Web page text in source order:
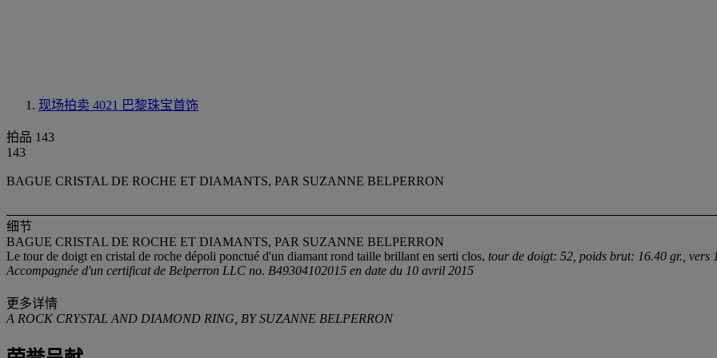
现场拍卖 4021 巴黎珠宝首饰
拍品 143
143
BAGUE CRISTAL DE ROCHE ET DIAMANTS, PAR SUZANNE BELPERRON
细节
BAGUE CRISTAL DE ROCHE ET DIAMANTS, PAR SUZANNE BELPERRON
Le tour de doigt en cristal de roche dépoli ponctué d'un diamant rond taille brillant en serti clos, tour de doigt: 52, poids brut: 16.40 gr., vers
Accompagnée d'un certificat de Belperron LLC no. B49304102015 en date du 10 avril 2015
更多详情
A ROCK CRYSTAL AND DIAMOND RING, BY SUZANNE BELPERRON